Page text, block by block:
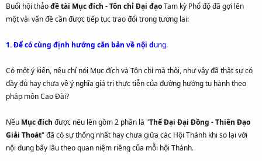
Buổi hội thảođề tài Mục đích - Tôn chỉ Đại đạoTam kỳ Phổ độ đã gợi lên
một vài vấn đề cần được tiếp tục trao đổi trong tương lai:
1. Để có cùng định hướng căn bản về nội dung.
Có một ý kiến, nếu chỉ nói Mục đích và Tôn chỉ mà thôi, như vậy đã thật sự có
đầy đủ hay chưa về ý nghĩa giá trị thực tiễn của đường hướng tu hành theo
pháp môn Cao Đài?
Nếu Mục đích được nêu lên gồm 2 phần là "Thế Đại Đại Đồng - Thiên Đạo
Giải Thoát" đã có sự thống nhất hay chưa giữa các Hội Thánh khi so lại với
nội dung bấy lâu theo quan niệm riêng của mỗi hội Thánh.